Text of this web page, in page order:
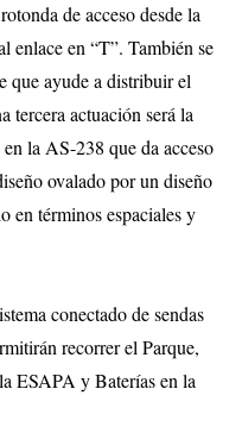
de acceso desde la
enlace en “T”. También se
que ayude a distribuir el
tercera actuación será la
la AS-238 que da acceso
ovalado por un diseño
en términos espaciales y
conectado de sendas
recorrer el Parque,
ESAPA y Baterías en la